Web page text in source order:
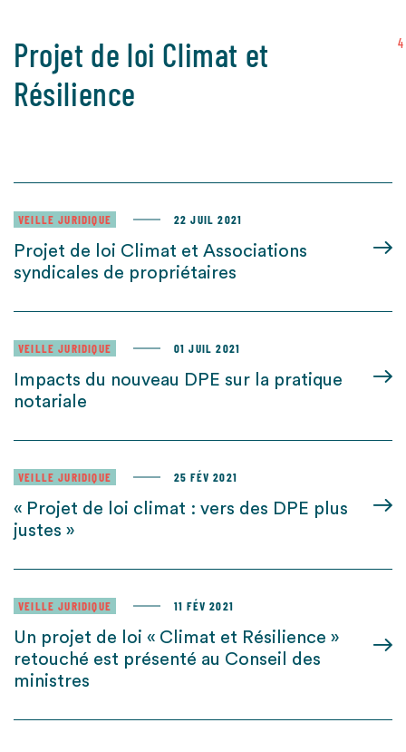
Projet de loi Climat et
Résilience
4
VEILLE JURIDIQUE 22 JUIL 2021
Projet de loi Climat et Associations
syndicales de propriétaires
VEILLE JURIDIQUE 01 JUIL 2021
Impacts du nouveau DPE sur la pratique
notariale
VEILLE JURIDIQUE 25 FÉV 2021
« Projet de loi climat : vers des DPE plus
justes »
VEILLE JURIDIQUE 11 FÉV 2021
Un projet de loi « Climat et Résilience »
retouché est présenté au Conseil des
ministres